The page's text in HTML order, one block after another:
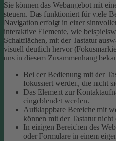
Sie können das Webangebot mit
steuern. Das funktioniert für viele
Navigation erfolgt in einer
interaktive Elemente, wie
Schaltflächen, mit der Tastatur
visuell deutlich hervor
uns in diesem Zusammenhang
Bei der Bedienung mit der
fokussiert werden, die nicht
Das Element zur
eingeblendet werden.
Aufklappbare Bereiche mit
können mit der Tastatur nicht
In einigen Bereichen des
oder Formulare in einem